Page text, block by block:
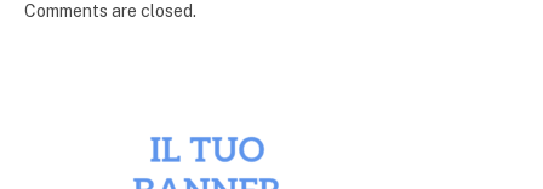
Comments are closed.